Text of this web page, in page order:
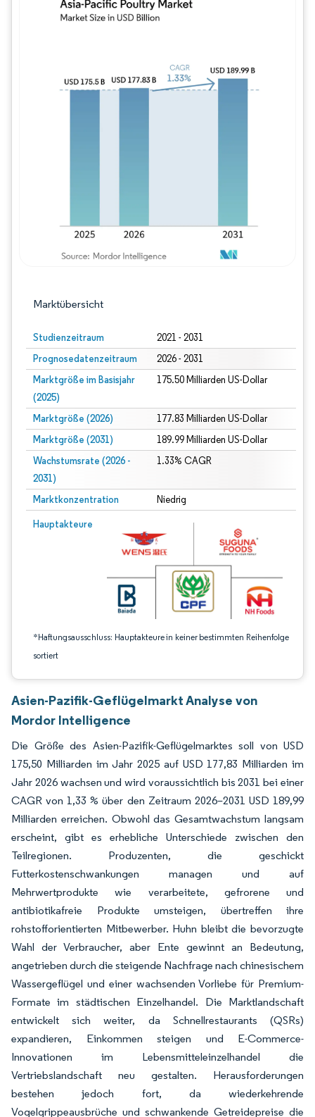
Marktübersicht
Studienzeitraum 2021 - 2031
Prognosedatenzeitraum 2026 - 2031
Marktgröße im Basisjahr
(2025)
175.50 Milliarden US-Dollar
Marktgröße (2026) 177.83 Milliarden US-Dollar
Marktgröße (2031) 189.99 Milliarden US-Dollar
Wachstumsrate (2026 -
2031)
1.33% CAGR
Marktkonzentration Niedrig
Hauptakteure
*Haftungsausschluss: Hauptakteure in keiner bestimmten Reihenfolge
sortiert
Bild © Mordor Intelligence. Wiederverwendung erfordert Namensnennung
Asien-Pazifik-Geflügelmarkt Analyse von
Mordor Intelligence
Die Größe des Asien-Pazifik-Geflügelmarktes soll von USD
175,50 Milliarden im Jahr 2025 auf USD 177,83 Milliarden im
Jahr 2026 wachsen und wird voraussichtlich bis 2031 bei einer
CAGR von 1,33 % über den Zeitraum 2026–2031 USD 189,99
Milliarden erreichen. Obwohl das Gesamtwachstum langsam
erscheint, gibt es erhebliche Unterschiede zwischen den
Teilregionen. Produzenten, die geschickt
Futterkostenschwankungen managen und auf
Mehrwertprodukte wie verarbeitete, gefrorene und
antibiotikafreie Produkte umsteigen, übertreffen ihre
rohstofforientierten Mitbewerber. Huhn bleibt die bevorzugte
Wahl der Verbraucher, aber Ente gewinnt an Bedeutung,
angetrieben durch die steigende Nachfrage nach chinesischem
Wassergeflügel und einer wachsenden Vorliebe für Premium-
Formate im städtischen Einzelhandel. Die Marktlandschaft
entwickelt sich weiter, da Schnellrestaurants (QSRs)
expandieren, Einkommen steigen und E-Commerce-
Innovationen im Lebensmitteleinzelhandel die
Vertriebslandschaft neu gestalten. Herausforderungen
bestehen jedoch fort, da wiederkehrende
Vogelgrippeausbrüche und schwankende Getreidepreise die